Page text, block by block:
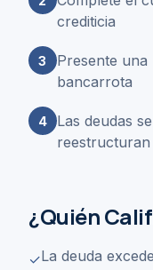
crediticia
3
Presente
bancarrota
4
Las deudas
reestructuran
¿Quién
✓La deuda